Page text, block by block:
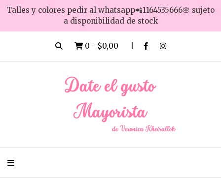
Talles y colores pedir al whatsapp📲1164535666🌸 sujeto
a disponibilidad de stock
0 - $0,00